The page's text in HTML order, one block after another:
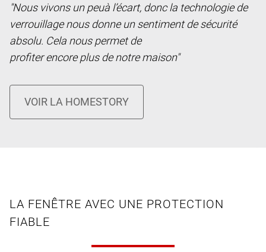
"Nous vivons un peuà l’écart, donc la technologie de
verrouillage nous donne un sentiment de sécurité
absolu. Cela nous permet de
profiter encore plus de notre maison"
LA FENÊTRE AVEC UNE PROTECTION
FIABLE